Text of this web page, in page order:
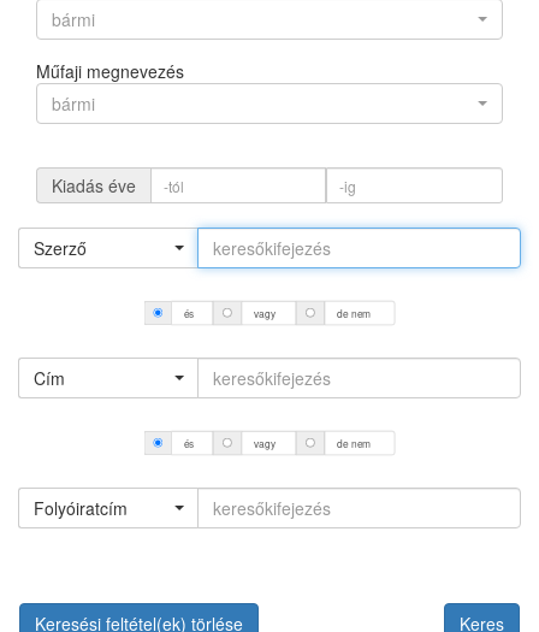
bármi
Műfaji megnevezés
bármi
Kiadás éve
Szerző
és vagy de nem
Cím
és vagy de nem
Folyóiratcím
Keresési feltétel(ek) törlése